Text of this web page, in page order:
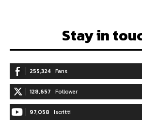
Stay in
255,324 Fans
128,657 Follower
97,058 Iscritti